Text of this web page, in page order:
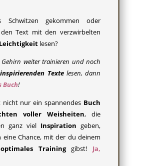
gekommen oder
Text mit den verzwirbelten
lesen?
weiter trainieren und noch
inspirierenden Textelesen, dann
Buch!
nicht nur ein spannendes Buch
voller Weisheiten, die
ganz viel Inspiration geben,
eine Chance, mit der du deinem
Traininggibst! Ja,